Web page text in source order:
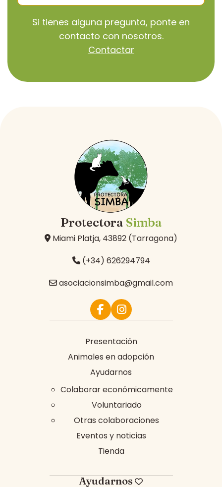
Si tienes alguna pregunta, ponte en
contacto con nosotros.
Contactar
Protectora Simba
Miami Platja, 43892 (Tarragona)
(+34) 626294794
asociacionsimba@gmail.com
Presentación
Animales en adopción
Ayudarnos
Colaborar económicamente
Voluntariado
Otras colaboraciones
Eventos y noticias
Tienda
Ayudarnos